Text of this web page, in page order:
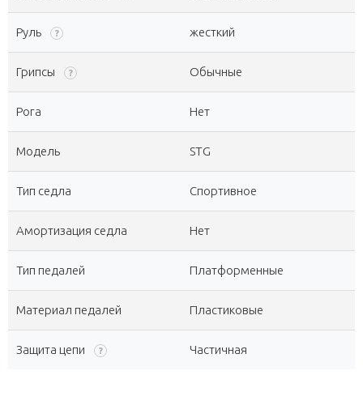
Руль ? жесткий
Грипсы ? Обычные
Рога Нет
Модель STG
Тип седла Спортивное
Амортизация седла Нет
Тип педалей Платформенные
Материал педалей Пластиковые
Защита цепи ? Частичная